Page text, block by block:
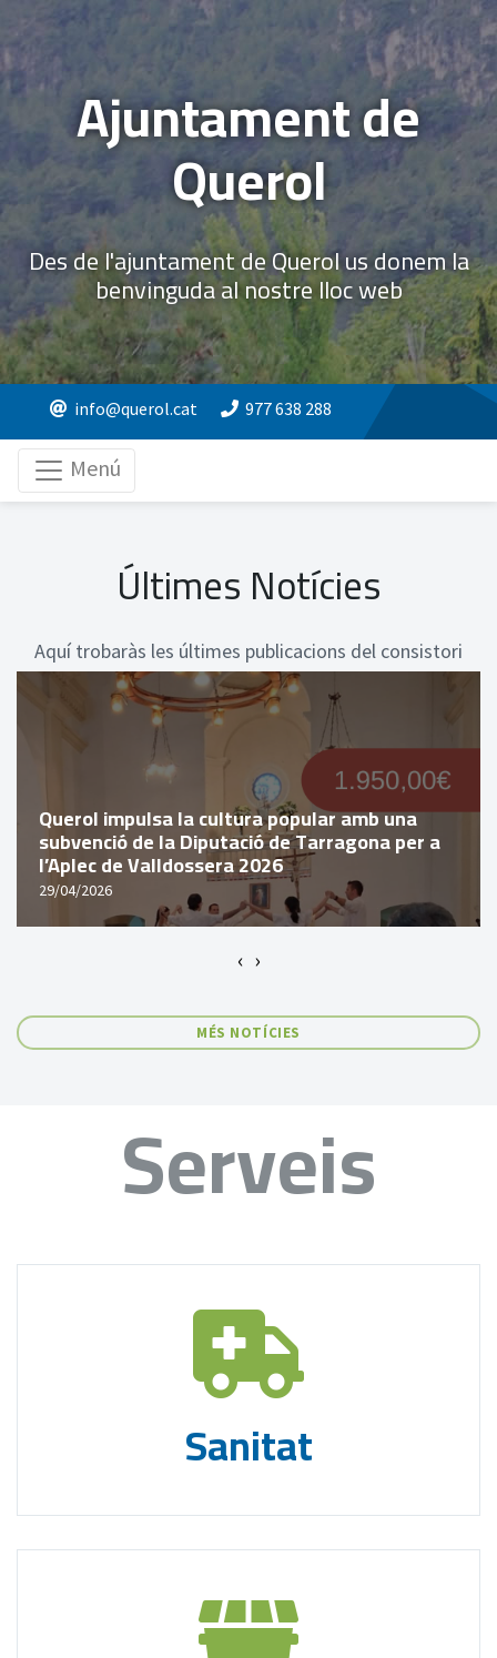
Ajuntament de
Querol
Des de l'ajuntament de Querol us donem la
benvinguda al nostre lloc web
info@querol.cat 977 638 288
Menú
Últimes Notícies
Aquí trobaràs les últimes publicacions del consistori
Querol impulsa la cultura popular amb una
subvenció de la Diputació de Tarragona per a
l’Aplec de Valldossera 2026
29/04/2026
‹ ›
MÉS NOTÍCIES
Serveis
Sanitat